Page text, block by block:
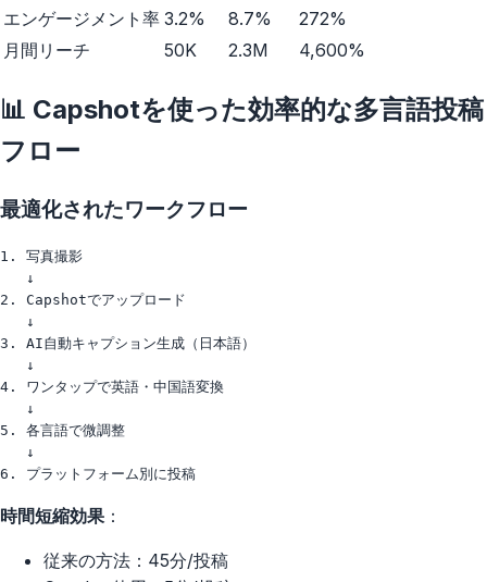
エンゲージメント率 3.2% 8.7%
272%
月間リーチ
50K 2.3M 4,600%
📊 Capshotを使った効率的な多言語投稿
フロー
最適化されたワークフロー
1. 写真撮影
   ↓
2. Capshotでアップロード
   ↓
3. AI自動キャプション生成（日本語）
   ↓
4. ワンタップで英語・中国語変換
   ↓
5. 各言語で微調整
   ↓
時間短縮効果 ：
従来の方法：45分/投稿